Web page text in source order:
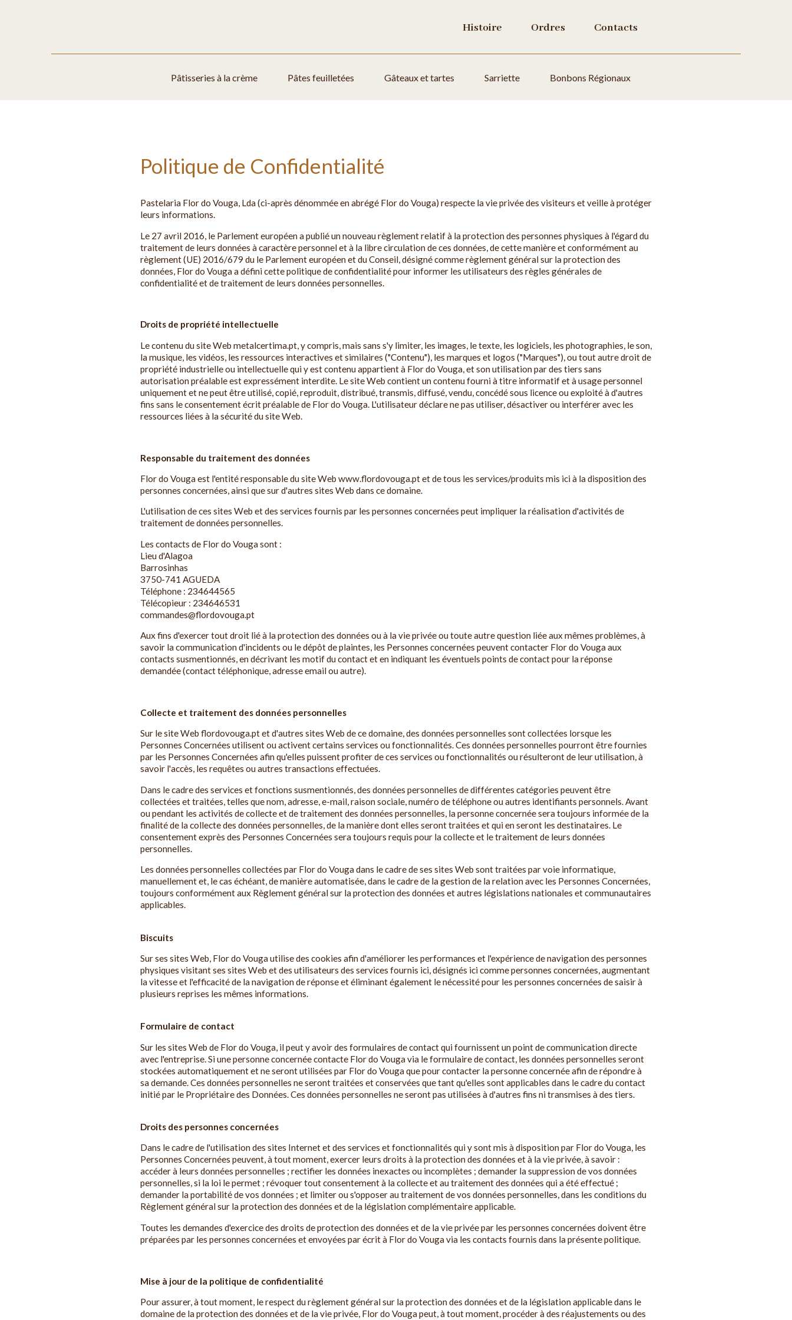
Histoire Ordres Contacts
Pâtisseries à la crème Pâtes feuilletées Gâteaux et tartes Sarriette Bonbons Régionaux
Politique de Confidentialité
Pastelaria Flor do Vouga, Lda (ci-après dénommée en abrégé Flor do Vouga) respecte la vie privée des visiteurs et veille à protéger
leurs informations.
Le 27 avril 2016, le Parlement européen a publié un nouveau règlement relatif à la protection des personnes physiques à l'égard du
traitement de leurs données à caractère personnel et à la libre circulation de ces données, de cette manière et conformément au
règlement (UE) 2016/679 du le Parlement européen et du Conseil, désigné comme règlement général sur la protection des
données, Flor do Vouga a défini cette politique de confidentialité pour informer les utilisateurs des règles générales de
confidentialité et de traitement de leurs données personnelles.
Droits de propriété intellectuelle
Le contenu du site Web metalcertima.pt, y compris, mais sans s'y limiter, les images, le texte, les logiciels, les photographies, le son,
la musique, les vidéos, les ressources interactives et similaires ("Contenu"), les marques et logos ("Marques"), ou tout autre droit de
propriété industrielle ou intellectuelle qui y est contenu appartient à Flor do Vouga, et son utilisation par des tiers sans
autorisation préalable est expressément interdite. Le site Web contient un contenu fourni à titre informatif et à usage personnel
uniquement et ne peut être utilisé, copié, reproduit, distribué, transmis, diffusé, vendu, concédé sous licence ou exploité à d'autres
fins sans le consentement écrit préalable de Flor do Vouga. L'utilisateur déclare ne pas utiliser, désactiver ou interférer avec les
ressources liées à la sécurité du site Web.
Responsable du traitement des données
Flor do Vouga est l'entité responsable du site Web www.flordovouga.pt et de tous les services/produits mis ici à la disposition des
personnes concernées, ainsi que sur d'autres sites Web dans ce domaine.
L'utilisation de ces sites Web et des services fournis par les personnes concernées peut impliquer la réalisation d'activités de
traitement de données personnelles.
Les contacts de Flor do Vouga sont :
Lieu d'Alagoa
Barrosinhas
3750-741 AGUEDA
Téléphone : 234644565
Télécopieur : 234646531
commandes@flordovouga.pt
Aux fins d'exercer tout droit lié à la protection des données ou à la vie privée ou toute autre question liée aux mêmes problèmes, à
savoir la communication d'incidents ou le dépôt de plaintes, les Personnes concernées peuvent contacter Flor do Vouga aux
contacts susmentionnés, en décrivant les motif du contact et en indiquant les éventuels points de contact pour la réponse
demandée (contact téléphonique, adresse email ou autre).
Collecte et traitement des données personnelles
Sur le site Web flordovouga.pt et d'autres sites Web de ce domaine, des données personnelles sont collectées lorsque les
Personnes Concernées utilisent ou activent certains services ou fonctionnalités. Ces données personnelles pourront être fournies
par les Personnes Concernées afin qu'elles puissent profiter de ces services ou fonctionnalités ou résulteront de leur utilisation, à
savoir l'accès, les requêtes ou autres transactions effectuées.
Dans le cadre des services et fonctions susmentionnés, des données personnelles de différentes catégories peuvent être
collectées et traitées, telles que nom, adresse, e-mail, raison sociale, numéro de téléphone ou autres identifiants personnels. Avant
ou pendant les activités de collecte et de traitement des données personnelles, la personne concernée sera toujours informée de la
finalité de la collecte des données personnelles, de la manière dont elles seront traitées et qui en seront les destinataires. Le
consentement exprès des Personnes Concernées sera toujours requis pour la collecte et le traitement de leurs données
personnelles.
Les données personnelles collectées par Flor do Vouga dans le cadre de ses sites Web sont traitées par voie informatique,
manuellement et, le cas échéant, de manière automatisée, dans le cadre de la gestion de la relation avec les Personnes Concernées,
toujours conformément aux Règlement général sur la protection des données et autres législations nationales et communautaires
applicables.
Biscuits
Sur ses sites Web, Flor do Vouga utilise des cookies afin d'améliorer les performances et l'expérience de navigation des personnes
physiques visitant ses sites Web et des utilisateurs des services fournis ici, désignés ici comme personnes concernées, augmentant
la vitesse et l'efficacité de la navigation de réponse et éliminant également le nécessité pour les personnes concernées de saisir à
plusieurs reprises les mêmes informations.
Formulaire de contact
Sur les sites Web de Flor do Vouga, il peut y avoir des formulaires de contact qui fournissent un point de communication directe
avec l'entreprise. Si une personne concernée contacte Flor do Vouga via le formulaire de contact, les données personnelles seront
stockées automatiquement et ne seront utilisées par Flor do Vouga que pour contacter la personne concernée afin de répondre à
sa demande. Ces données personnelles ne seront traitées et conservées que tant qu'elles sont applicables dans le cadre du contact
initié par le Propriétaire des Données. Ces données personnelles ne seront pas utilisées à d'autres fins ni transmises à des tiers.
Droits des personnes concernées
Dans le cadre de l'utilisation des sites Internet et des services et fonctionnalités qui y sont mis à disposition par Flor do Vouga, les
Personnes Concernées peuvent, à tout moment, exercer leurs droits à la protection des données et à la vie privée, à savoir :
accéder à leurs données personnelles ; rectifier les données inexactes ou incomplètes ; demander la suppression de vos données
personnelles, si la loi le permet ; révoquer tout consentement à la collecte et au traitement des données qui a été effectué ;
demander la portabilité de vos données ; et limiter ou s'opposer au traitement de vos données personnelles, dans les conditions du
Règlement général sur la protection des données et de la législation complémentaire applicable.
Toutes les demandes d'exercice des droits de protection des données et de la vie privée par les personnes concernées doivent être
préparées par les personnes concernées et envoyées par écrit à Flor do Vouga via les contacts fournis dans la présente politique.
Mise à jour de la politique de confidentialité
Pour assurer, à tout moment, le respect du règlement général sur la protection des données et de la législation applicable dans le
domaine de la protection des données et de la vie privée, Flor do Vouga peut, à tout moment, procéder à des réajustements ou des